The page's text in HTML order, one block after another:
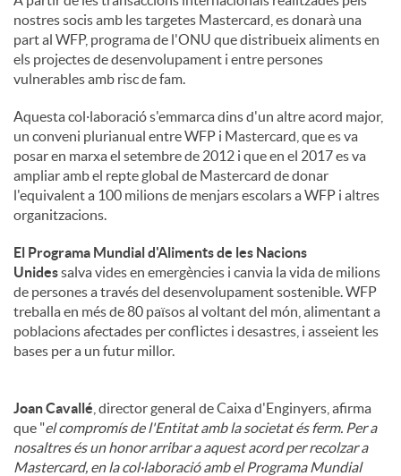
nostres socis amb les targetes Mastercard, es donarà una
part al WFP, programa de l'ONU que distribueix aliments en
els projectes de desenvolupament i entre persones
vulnerables amb risc de fam.
Aquesta col·laboració s'emmarca dins d'un altre acord major,
un conveni plurianual entre WFP i Mastercard, que es va
posar en marxa el setembre de 2012 i que en el 2017 es va
ampliar amb el repte global de Mastercard de donar
l'equivalent a 100 milions de menjars escolars a WFP i altres
organitzacions.
El Programa Mundial d'Aliments de les Nacions
Unidessalva vides en emergències i canvia la vida de milions
de persones a través del desenvolupament sostenible. WFP
treballa en més de 80 països al voltant del món, alimentant a
poblacions afectades per conflictes i desastres, i asseient les
bases per a un futur millor.
Joan Cavallé , director general de Caixa d'Enginyers, afirma
que "el compromís de l'Entitat amb la societat és ferm. Per a
nosaltres és un honor arribar a aquest acord per recolzar a
Mastercard, en la col·laboració amb el Programa Mundial